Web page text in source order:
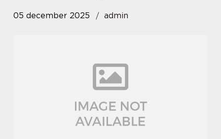
05 december 2025 admin